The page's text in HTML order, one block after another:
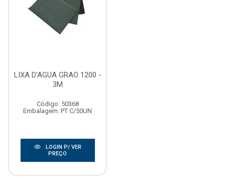
LIXA D'AGUA GRAO 1200 -
3M
Código: 50368
Embalagem: PT C/50UN
LOGIN P/ VER
PREÇO